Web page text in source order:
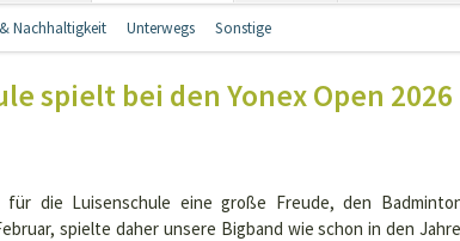
überspringen
Nachhaltigkeit Unterwegs Sonstige
spielt bei den Yonex Open 2026
die Luisenschule eine große Freude, den
spielte daher unsere Bigband wie schon in den